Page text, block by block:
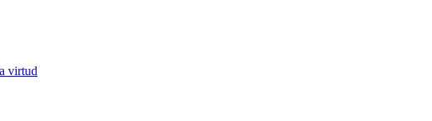
virtud